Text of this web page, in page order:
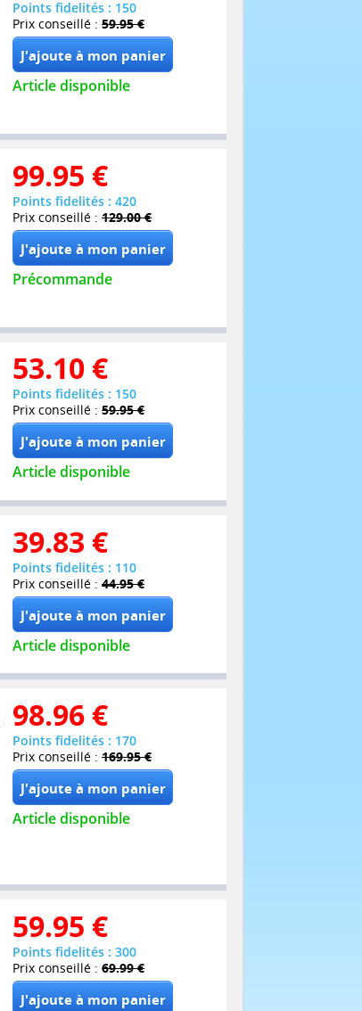
Points fidelités : 150
Prix conseillé : 59.95 €
Article disponible
99.95 €
Points fidelités : 420
Prix conseillé : 129.00 €
Précommande
53.10 €
Points fidelités : 150
Prix conseillé : 59.95 €
Article disponible
39.83 €
Points fidelités : 110
Prix conseillé : 44.95 €
Article disponible
98.96 €
Points fidelités : 170
Prix conseillé : 169.95 €
Article disponible
59.95 €
Points fidelités : 300
Prix conseillé : 69.99 €